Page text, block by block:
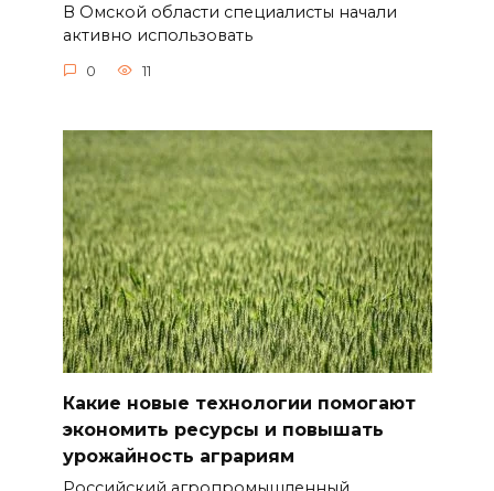
В Омской области специалисты начали
активно использовать
0 11
Какие новые технологии помогают
экономить ресурсы и повышать
урожайность аграриям